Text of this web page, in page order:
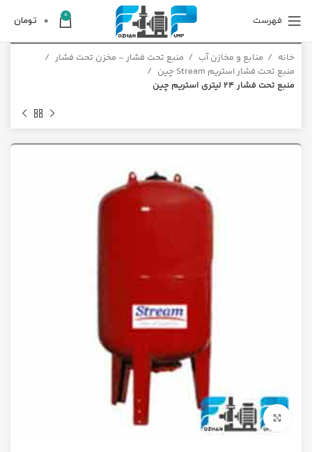
فهرست 0
0 تومان
خانه منابع و مخازن آب
منبع تحت فشار - مخزن تحت فشار
منبع تحت فشار استریم Stream چین
منبع تحت فشار 24 لیتری استریم چین
برای بزرگنمایی کلیک کنید